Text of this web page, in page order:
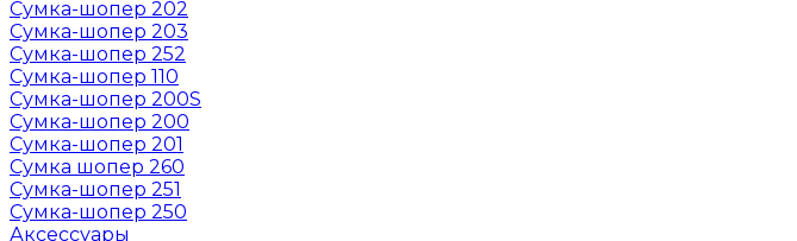
Сумка-шопер 202
Сумка-шопер 203
Сумка-шопер 252
Сумка-шопер 110
Сумка-шопер 200S
Сумка-шопер 200
Сумка-шопер 201
Сумка шопер 260
Сумка-шопер 251
Сумка-шопер 250
Аксессуары